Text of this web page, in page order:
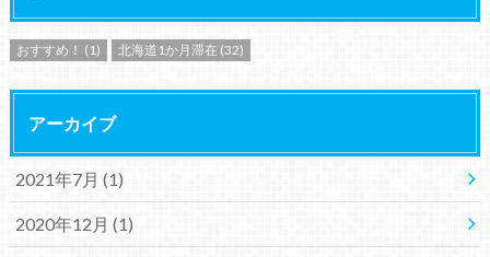
おすすめ！ (1) 北海道1か月滞在 (32)
アーカイブ
2021年7月 (1)
2020年12月 (1)